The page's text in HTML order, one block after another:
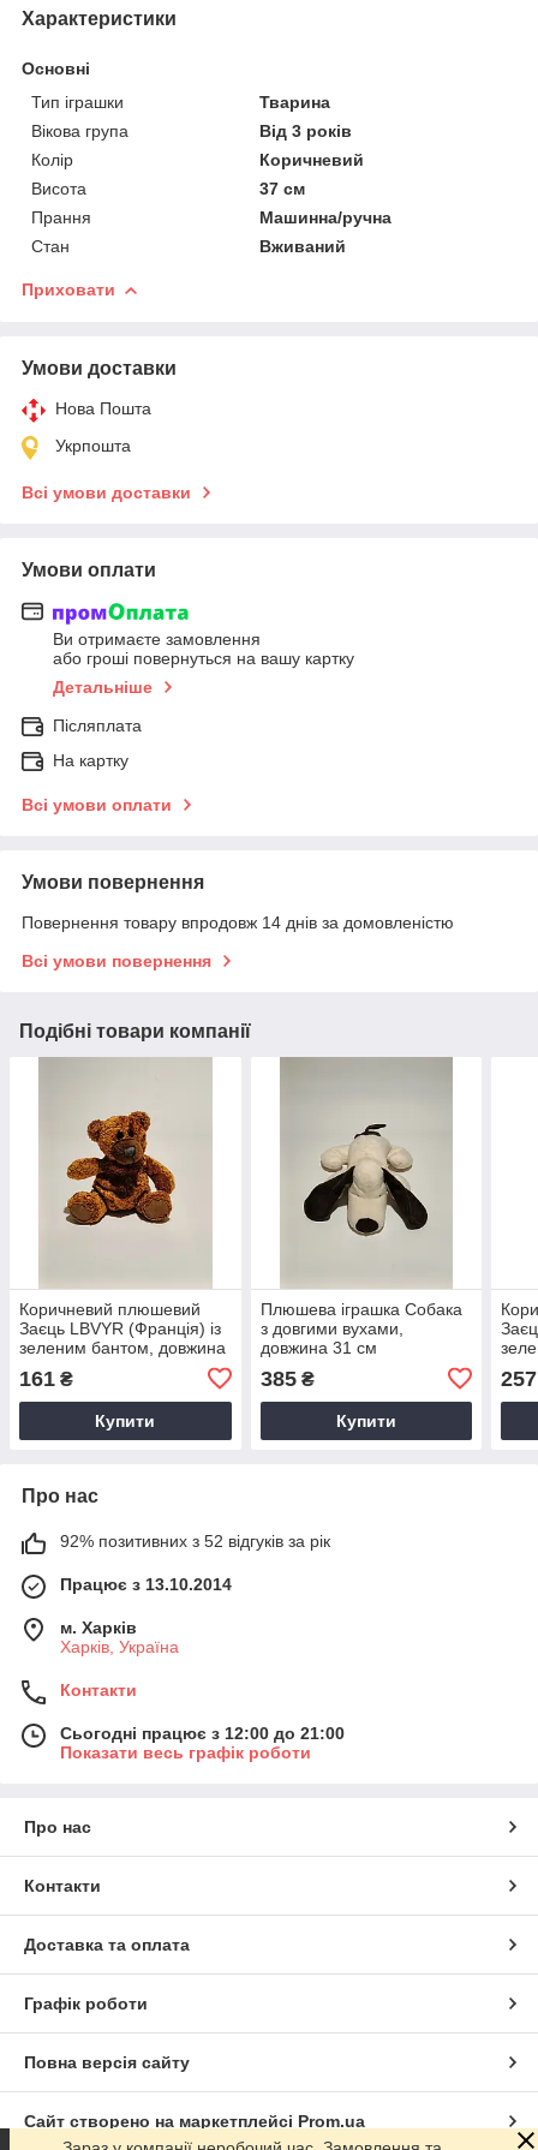
Характеристики
Основні
Тип іграшки
Тварина
Вікова група
Від 3 років
Колір
Коричневий
Висота
37 см
Прання
Машинна/ручна
Стан
Вживаний
Приховати
Умови доставки
Нова Пошта
Укрпошта
Всі умови доставки
Умови оплати
Ви отримаєте замовлення
або гроші повернуться на вашу картку
Детальніше
Післяплата
На картку
Всі умови оплати
Умови повернення
Повернення товару впродовж 14 днів за домовленістю
Всі умови повернення
Подібні товари компанії
Коричневий плюшевий
Заєць LBVYR (Франція) із
зеленим бантом, довжина
161 ₴
Купити
Плюшева іграшка Собака
з довгими вухами,
довжина 31 см
385₴
Купити
257
Про нас
92% позитивних з 52 відгуків за рік
Працює з 13.10.2014
м. Харків
Харків, Україна
Контакти
Сьогодні працює з 12:00 до 21:00
Показати весь графік роботи
Про нас
Контакти
Доставка та оплата
Графік роботи
Повна версія сайту
Сайт створено на маркетплейсі Prom.ua